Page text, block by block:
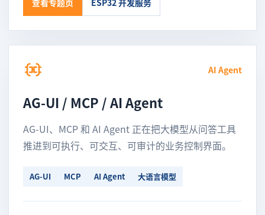
查看专题页 ESP32 开发服务
AI Agent
AG-UI / MCP / AI Agent
AG-UI、MCP 和 AI Agent 正在把大模型从问答工具
推进到可执行、可交互、可审计的业务控制界面。
AG-UI MCP AI Agent 大语言模型